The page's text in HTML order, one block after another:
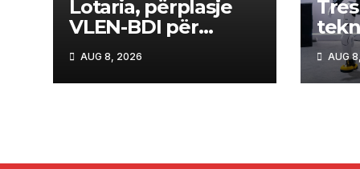
Lotaria, përplasje
VLEN-BDI për
AUG 8, 2026 AUG